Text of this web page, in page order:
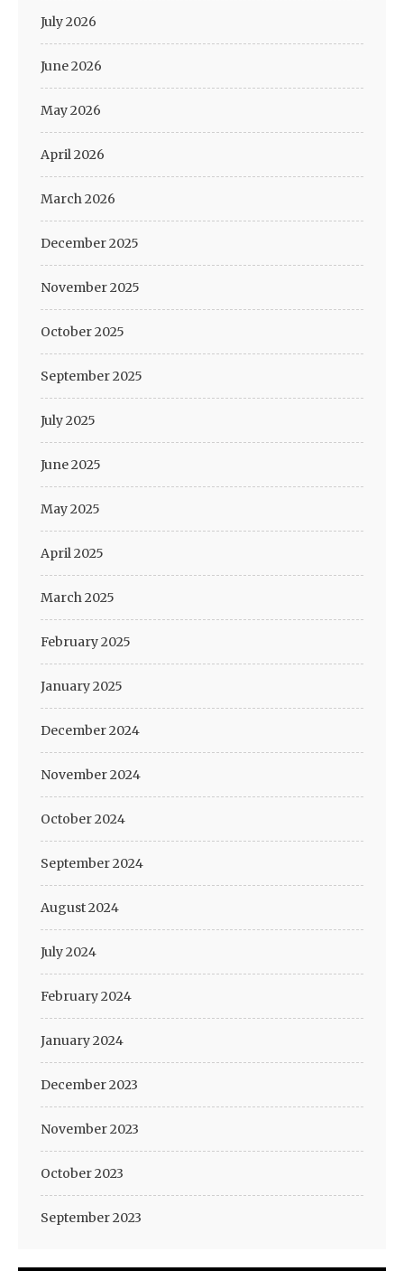
July 2026
June 2026
May 2026
April 2026
March 2026
December 2025
November 2025
October 2025
September 2025
July 2025
June 2025
May 2025
April 2025
March 2025
February 2025
January 2025
December 2024
November 2024
October 2024
September 2024
August 2024
July 2024
February 2024
January 2024
December 2023
November 2023
October 2023
September 2023